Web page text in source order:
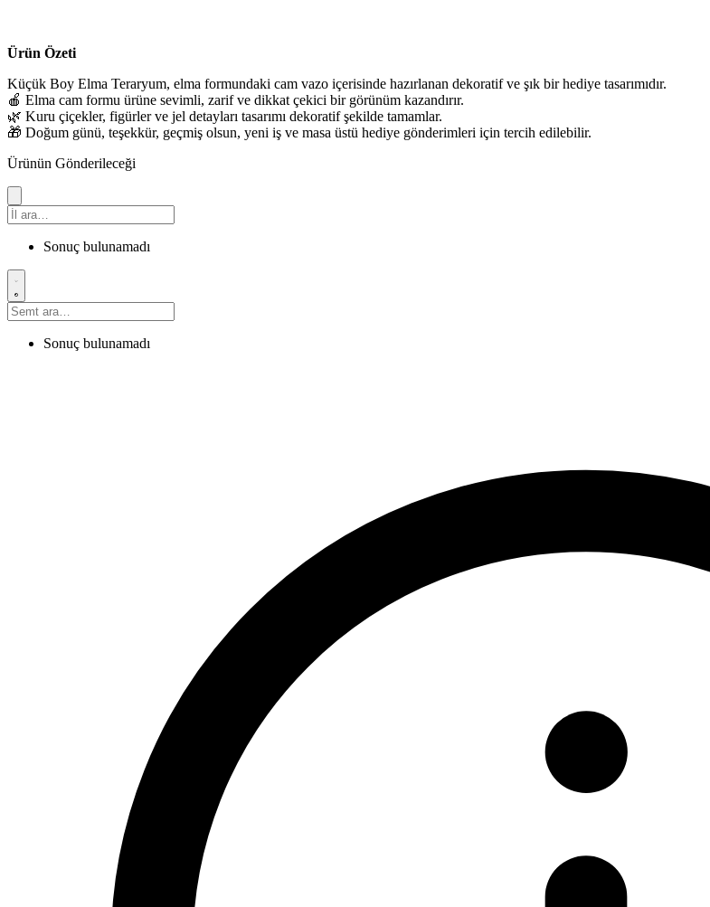
Ürün Özeti
Küçük Boy Elma Teraryum, elma formundaki cam vazo içerisinde hazırlanan dekoratif ve şık bir hediye tasarımıdır.
🍎 Elma cam formu ürüne sevimli, zarif ve dikkat çekici bir görünüm kazandırır.
🌿 Kuru çiçekler, figürler ve jel detayları tasarımı dekoratif şekilde tamamlar.
🎁 Doğum günü, teşekkür, geçmiş olsun, yeni iş ve masa üstü hediye gönderimleri için tercih edilebilir.
Ürünün Gönderileceği
Sonuç bulunamadı
Sonuç bulunamadı